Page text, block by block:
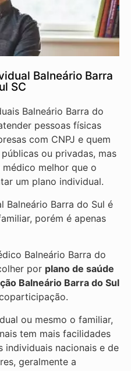
Balneário Barra
SC
Balneário Barra do
pessoas físicas
com CNPJ e quem
ou privadas, mas
melhor que o
um plano individual.
Balneário Barra do Sul é
porém é apenas
Balneário Barra do
por plano de saúde
Balneário Barra do Sul
ou mesmo o familiar,
tem mais facilidades
individuais nacionais e de
geralmente a